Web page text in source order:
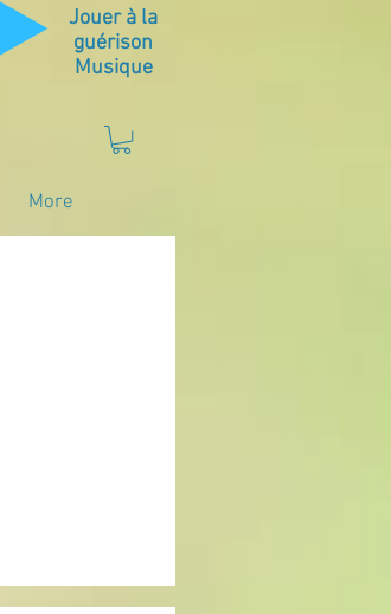
More
Jouer à la
guérison
Musique